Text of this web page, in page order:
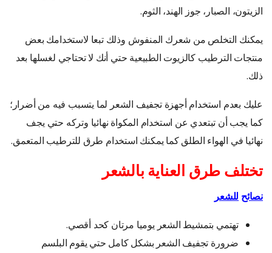
الزيتون، الصبار، جوز الهند، الثوم.
يمكنك التخلص من شعرك المنفوش وذلك تبعا لاستخدامك بعض
منتجات الترطيب كالزيوت الطبيعية حتي أنك لا تحتاجي لغسلها بعد
ذلك.
عليك بعدم استخدام أجهزة تجفيف الشعر لما يتسبب فيه من أضرار؛
كما يجب أن تبتعدي عن استخدام المكواة نهائيا وتركه حتي يجف
نهائيا في الهواء الطلق كما يمكنك استخدام طرق للترطيب المتعمق.
تختلف طرق العناية بالشعر
نصائح للشعر
تهتمي بتمشيط الشعر يوميا مرتان كحد أقصي.
ضرورة تجفيف الشعر بشكل كامل حتي يقوم البلسم